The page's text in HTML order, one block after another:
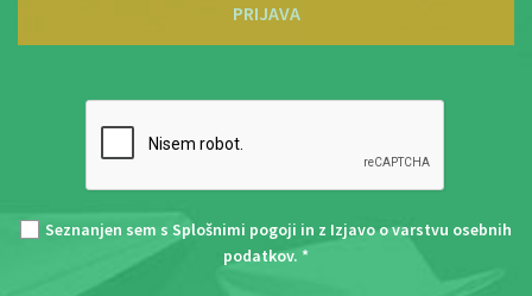
PRIJAVA
Seznanjen sem s Splošnimi pogoji in z Izjavo o varstvu osebnih
podatkov. *